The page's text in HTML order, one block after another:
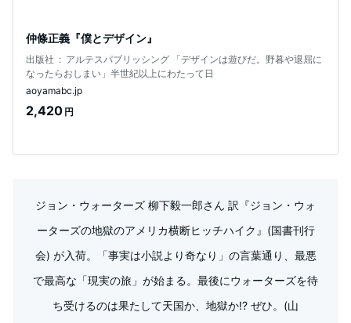
仲條正義『僕とデザイン』
出版社 ‏ : ‎ アルテスパブリッシング 「デザインは遊びだ。野暮や退屈に
なったらおしまい」半世紀以上にわたって日
aoyamabc.jp
2,420 円
ジョン・ウォーターズ 柳下毅一郎さん 訳『ジョン・ウォ
ーターズの地獄のアメリカ横断ヒッチハイク』(国書刊行
会) が入荷。「事実は小説より奇なり」の言葉通り、最悪
で最高な「現実の旅」が始まる。最後にウォーターズを待
ち受けるのは果たして天国か、地獄か!? ぜひ。(山